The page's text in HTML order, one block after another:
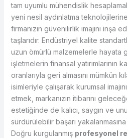
tam uyumlu mühendislik
yeni nesil aydınlatma
firmanızın güvenilirlik imajını inşa
taşlarıdır. Endüstriyel kalite
uzun ömürlü malzemelerle hayata
işletmelerin finansal yatırımlarının
oranlarıyla geri almasını mümkün
isimleriyle çalışarak kurumsal
etmek, markanızın itibarını
estetiğinde de kalıcı, saygın ve
sürdürülebilir başarı
Doğru kurgulanmış profesyonel